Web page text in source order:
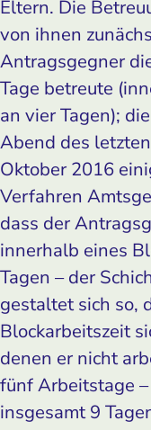
Eltern. Die
von ihnen
Antragsgegner
Tage betreute
an vier Tagen);
Abend des
Oktober 2016
Verfahren
dass der
innerhalb eines
Tagen – der
gestaltet sich so,
Blockarbeitszeit
denen er nicht
fünf Arbeitstage
insgesamt 9